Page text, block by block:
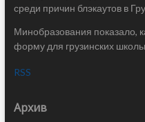
среди причин блэкаутов в
Минобразования показало,
форму для грузинских
RSS
Архив